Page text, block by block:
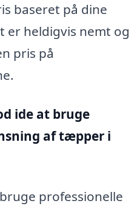
baseret på dine
er heldigvis nemt og
pris på
ide at bruge
af tæpper i
professionelle